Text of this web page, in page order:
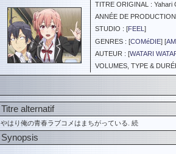
TITRE ORIGINAL : Yahari
ANNÉE DE
STUDIO : [FEEL ]
GENRES : [COMéDIE] [
AUTEUR : [WATARI
VOLUMES, TYPE &
Titre alternatif
やはり俺の青春ラブコメはまちがっている. 続
Synopsis